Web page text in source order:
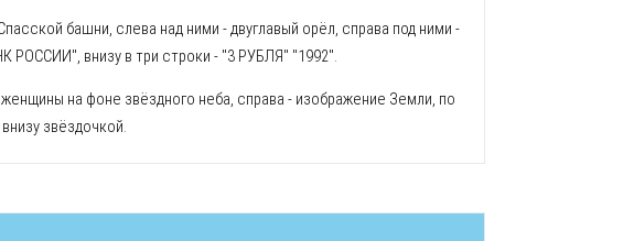
башни, слева над ними - двуглавый орёл, справа под ними -
РОССИИ", внизу в три строки - "3 РУБЛЯ" "1992".
на фоне звёздного неба, справа - изображение Земли, по
звёздочкой.